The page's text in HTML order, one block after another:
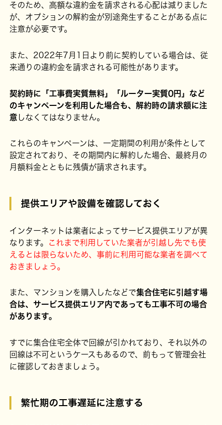
そのため、高額な違約金を請求される心配は減りました
が、オプションの解約金が別途発生することがある点に
注意が必要です。
また、2022年7月1日より前に契約している場合は、従
来通りの違約金を請求される可能性があります。
契約時に「工事費実質無料」「ルーター実質0円」など
のキャンペーンを利用した場合も、解約時の請求額に注
意しなくてはなりません。
これらのキャンペーンは、一定期間の利用が条件として
設定されており、その期間内に解約した場合、最終月の
月額料金とともに残債が請求されます。
提供エリアや設備を確認しておく
インターネットは業者によってサービス提供エリアが異
なります。
これまで利用していた業者が引越し先でも使
えるとは限らないため、事前に利用可能な業者を調べて
おきましょう。
また、マンションを購入したなどで集合住宅に引越す場
合は、サービス提供エリア内であっても工事不可の場合
があります。
すでに集合住宅全体で回線が引かれており、それ以外の
回線は不可というケースもあるので、前もって管理会社
に確認しておきましょう。
繁忙期の工事遅延に注意する